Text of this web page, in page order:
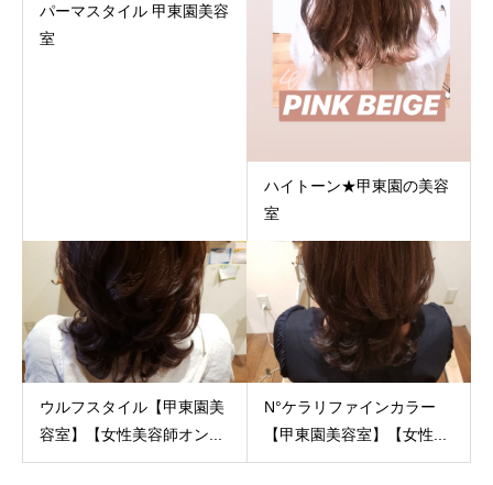
パーマスタイル 甲東園美容
室
ハイトーン★甲東園の美容
室
ウルフスタイル【甲東園美
容室】【女性美容師オン...
N°ケラリファインカラー
【甲東園美容室】【女性...